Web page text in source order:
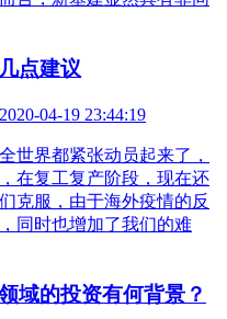
点建议
04-19 23:44:19
世界都紧张动员起来了，
在复工复产阶段，现在还
克服，由于海外疫情的反
同时也增加了我们的难
域的投资有何背景？